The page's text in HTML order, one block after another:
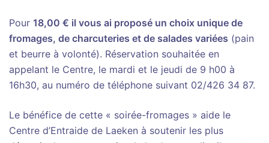
Pour 18,00 € il vous ai proposé un choix unique de
fromages, de charcuteries et de salades variées (pain
et beurre à volonté). Réservation souhaitée en
appelant le Centre, le mardi et le jeudi de 9 h00 à
16h30, au numéro de téléphone suivant 02/426 34 87.
Le bénéfice de cette « soirée-fromages » aide le
Centre d’Entraide de Laeken à soutenir les plus